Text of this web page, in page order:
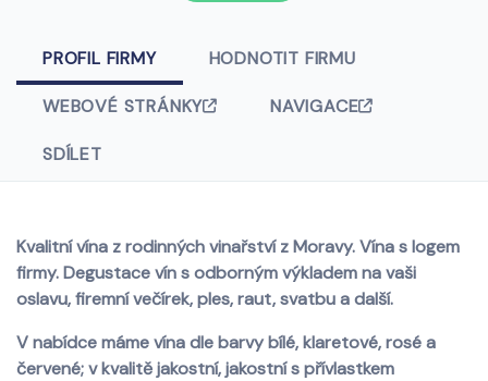
PROFIL FIRMY HODNOTIT FIRMU
WEBOVÉ STRÁNKY NAVIGACE
SDÍLET
Kvalitní vína z rodinných vinařství z Moravy. Vína s logem
firmy. Degustace vín s odborným výkladem na vaši
oslavu, firemní večírek, ples, raut, svatbu a další.
V nabídce máme vína dle barvy bílé, klaretové, rosé a
červené; v kvalitě jakostní, jakostní s přívlastkem